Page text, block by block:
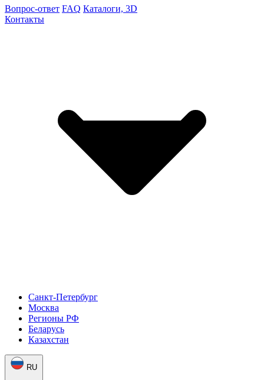
Вопрос-ответ FAQ Каталоги, 3D
Контакты
Санкт-Петербург
Москва
Регионы РФ
Беларусь
Казахстан
RU